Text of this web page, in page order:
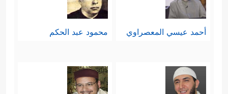
الإيمان ونتيجةٌ له، وليس تأليفًا قدَرِيًّا
المسؤولية.
ثامنًا: وجوب التحريض على القتال؛
أحمد عيسي المعصراوي محمود عبد الحكم